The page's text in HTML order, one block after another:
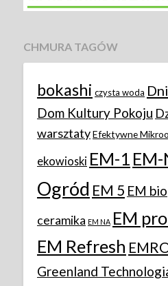
CHMURA TAGÓW
bokashi czysta woda
Dom Kultury Pokoju
warsztatyEfektywne
ekowioski EM-1
Ogród EM 5 EM bio
ceramika EM NA EM
EM Refresh
Greenland